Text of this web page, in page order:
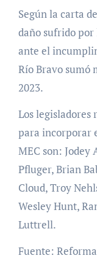
Según la carta
daño sufrido por
ante el
Río Bravo sumó
2023.
Los
para incorporar
MEC son:
Pfluger, Brian
Cloud, Troy
Wesley Hunt,
Luttrell.
Fuente: Reforma